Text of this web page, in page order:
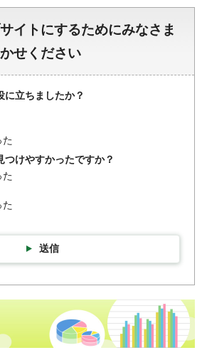
イトにするためにみなさま
せください
に立ちましたか？
た
つけやすかったですか？
た
た
送信
統計情報館トップページ